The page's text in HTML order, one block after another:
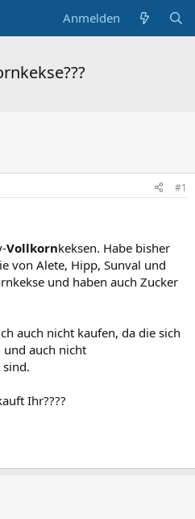
Anmelden
#1
Vollkornkeksen. Habe bisher
von Alete, Hipp, Sunval und
und haben auch Zucker
auch nicht kaufen, da die sich
und auch nicht
Ihr????